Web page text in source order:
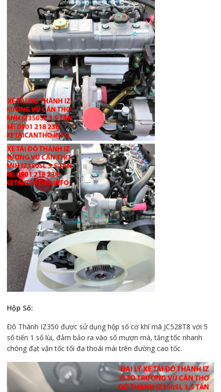
Hộp Số:
Đô Thành IZ350 được sử dụng hộp số cơ khí mã JC528T8 với 5
số tiến 1 số lùi, đảm bảo ra vào số mượn mà, tăng tốc nhanh
chóng đạt vận tốc tối đa thoái mái trên đường cao tốc.